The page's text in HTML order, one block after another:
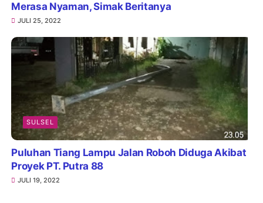
Merasa Nyaman, Simak Beritanya
JULI 25, 2022
SULSEL
Puluhan Tiang Lampu Jalan Roboh Diduga Akibat
Proyek PT. Putra 88
JULI 19, 2022